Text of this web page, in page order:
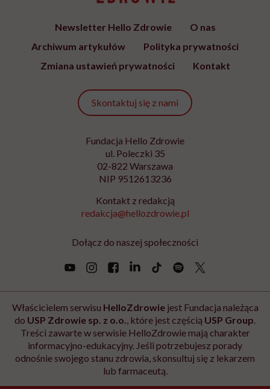
Newsletter Hello Zdrowie
O nas
Archiwum artykułów
Polityka prywatności
Zmiana ustawień prywatności
Kontakt
Skontaktuj się z nami
Fundacja Hello Zdrowie
ul. Poleczki 35
02-822 Warszawa
NIP 9512613236
Kontakt z redakcją
redakcja@hellozdrowie.pl
Dołącz do naszej społeczności
Właścicielem serwisu HelloZdrowiejest Fundacja należąca
do USP Zdrowie sp. z o.o., które jest częścią USP Group.
Treści zawarte w serwisie HelloZdrowie mają charakter
informacyjno-edukacyjny. Jeśli potrzebujesz porady
odnośnie swojego stanu zdrowia, skonsultuj się z lekarzem
lub farmaceutą.